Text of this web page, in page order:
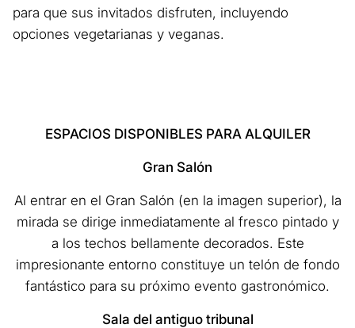
para que sus invitados disfruten, incluyendo
opciones vegetarianas y veganas.
ESPACIOS DISPONIBLES PARA ALQUILER
Gran Salón
Al entrar en el Gran Salón (en la imagen superior), la
mirada se dirige inmediatamente al fresco pintado y
a los techos bellamente decorados. Este
impresionante entorno constituye un telón de fondo
fantástico para su próximo evento gastronómico.
Sala del antiguo tribunal